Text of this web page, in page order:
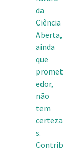
da
Ciência
Aberta,
ainda
que
promet
edor,
não
tem
certeza
s.
Contrib